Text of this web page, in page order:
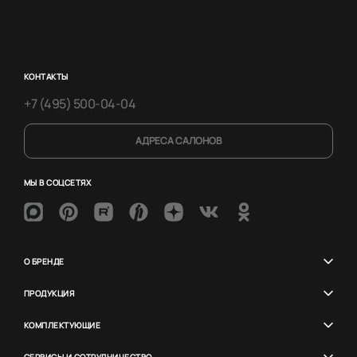
КОНТАКТЫ
+7 (495) 500-04-04
АДРЕСА САЛОНОВ
МЫ В СОЦСЕТЯХ
О БРЕНДЕ
ПРОДУКЦИЯ
КОМПЛЕКТУЮЩИЕ